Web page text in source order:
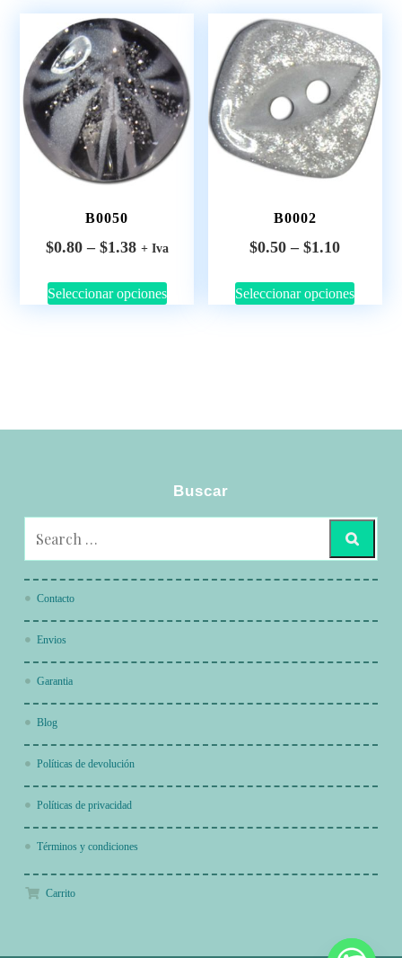
B0050
$0.80 – $1.38 + Iva
Seleccionar opciones
B0002
$0.50 – $1.10
Seleccionar opciones
Buscar
Contacto
Envios
Garantia
Blog
Políticas de devolución
Políticas de privacidad
Términos y condiciones
Carrito